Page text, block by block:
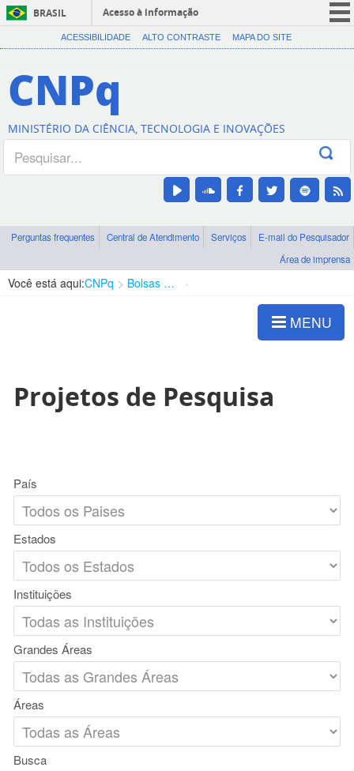
BRASIL
Acesso à informação
CORONAVÍRUS (COVID-19)
Canais
ACESSIBILIDADE ALTO CONTRASTE MAPA DO SITE
CNPq
MINISTÉRIO DA CIÊNCIA, TECNOLOGIA E INOVAÇÕES
Perguntas frequentes Central de Atendimento Serviços
E-mail do Pesquisador
Área de imprensa
Você está aqui:CNPq Bolsas e Auxílios Vigentes
MENU
Projetos de Pesquisa
País
Estados
Instituições
Grandes Áreas
Áreas
Busca